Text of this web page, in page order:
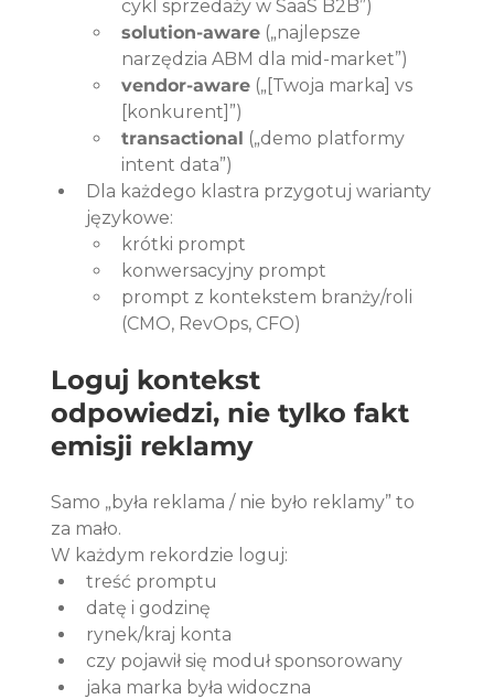
cykl sprzedaży w SaaS B2B”)
solution-aware („najlepsze
narzędzia ABM dla mid-market”)
vendor-aware („[Twoja marka] vs
[konkurent]”)
transactional („demo platformy
intent data”)
Dla każdego klastra przygotuj warianty
językowe:
krótki prompt
konwersacyjny prompt
prompt z kontekstem branży/roli
(CMO, RevOps, CFO)
Loguj kontekst
odpowiedzi, nie tylko fakt
emisji reklamy
Samo „była reklama / nie było reklamy” to
za mało.
W każdym rekordzie loguj:
treść promptu
datę i godzinę
rynek/kraj konta
czy pojawił się moduł sponsorowany
jaka marka była widoczna